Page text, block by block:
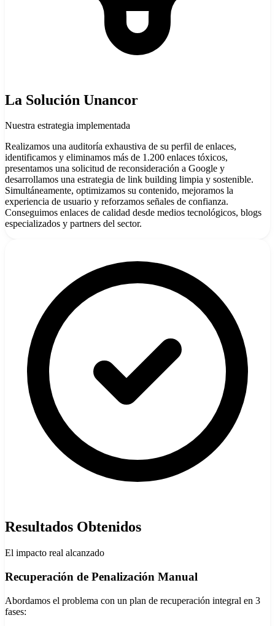
La Solución Unancor
Nuestra estrategia implementada
Realizamos una auditoría exhaustiva de su perfil de enlaces,
identificamos y eliminamos más de 1.200 enlaces tóxicos,
presentamos una solicitud de reconsideración a Google y
desarrollamos una estrategia de link building limpia y sostenible.
Simultáneamente, optimizamos su contenido, mejoramos la
experiencia de usuario y reforzamos señales de confianza.
Conseguimos enlaces de calidad desde medios tecnológicos, blogs
especializados y partners del sector.
Resultados Obtenidos
El impacto real alcanzado
Recuperación de Penalización Manual
Abordamos el problema con un plan de recuperación integral en 3
fases: